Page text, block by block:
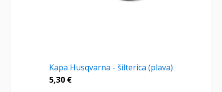
Kapa Husqvarna - šilterica (plava)
5,30 €